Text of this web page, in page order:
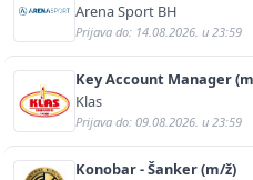
Arena Sport BH
Prijava do: 14.08.2026. u 23:59
Key Account Manager
Klas
Prijava do: 09.08.2026. u 23:59
Konobar - Šanker (m/ž)